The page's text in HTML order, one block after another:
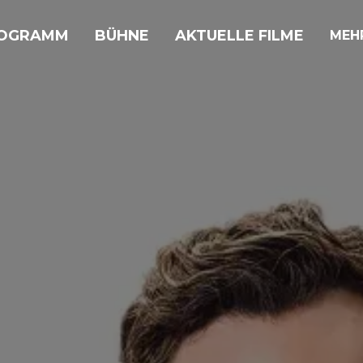
BÜHNE AKTUELLE FILME